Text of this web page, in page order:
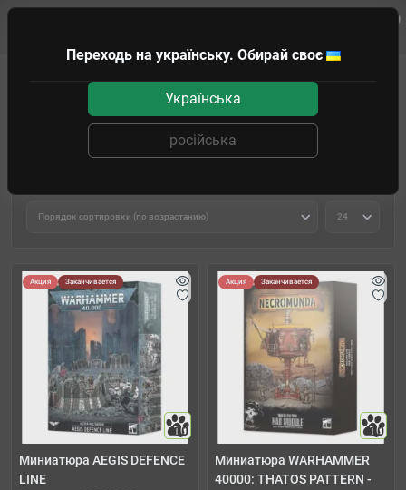
Фильтр товаров
Акция Заканчивается
10
Миниатюра AEGIS DEFENCE
LINE
Акция Заканчивается
10
Миниатюра WARHAMMER
40000: THATOS PATTERN -
Переходь на українську. Обирай своє
Українська
російська